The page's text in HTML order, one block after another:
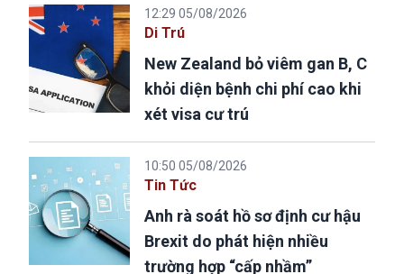
12:29 05/08/2026
Di Trú
New Zealand bỏ viêm gan B, C
khỏi diện bệnh chi phí cao khi
xét visa cư trú
10:50 05/08/2026
Tin Tức
Anh rà soát hồ sơ định cư hậu
Brexit do phát hiện nhiều
trường hợp “cấp nhầm”